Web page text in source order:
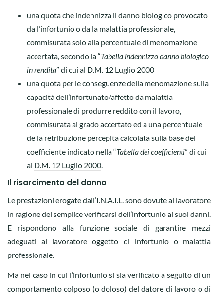
una quota che indennizza il danno biologico provocato
dall’infortunio o dalla malattia professionale,
commisurata solo alla percentuale di menomazione
accertata, secondo la “Tabella indennizzo danno biologico
in rendita” di cui al D.M. 12 Luglio 2000
una quota per le conseguenze della menomazione sulla
capacità dell’infortunato/affetto da malattia
professionale di produrre reddito con il lavoro,
commisurata al grado accertato ed a una percentuale
della retribuzione percepita calcolata sulla base del
coefficiente indicato nella “Tabella dei coefficienti” di cui
al D.M. 12 Luglio 2000.
Il risarcimento del danno
Le prestazioni erogate dall’I.N.A.I.L. sono dovute al lavoratore
in ragione del semplice verificarsi dell’infortunio ai suoi danni.
E rispondono alla funzione sociale di garantire mezzi
adeguati al lavoratore oggetto di infortunio o malattia
professionale.
Ma nel caso in cui l’infortunio si sia verificato a seguito di un
comportamento colposo (o doloso) del datore di lavoro o di